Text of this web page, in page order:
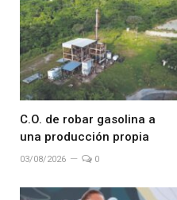
C.O. de robar gasolina a
una producción propia
03/08/2026 0